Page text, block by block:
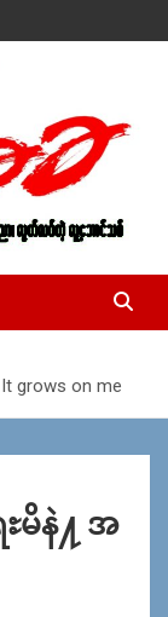
&
တား၊ ရန္ကုန္။
၀၉ ၅၀၄ ၁၀ ၅၈) ျ
၈၃၄
on me
မိနဲ႔ အ